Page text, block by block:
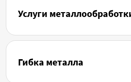
Услуги
Гибка металла